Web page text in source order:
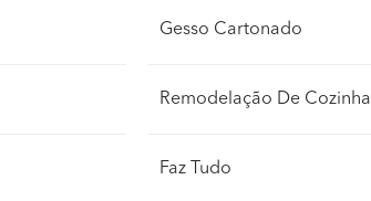
Gesso Cartonado
Remodelação De Cozinha
Faz Tudo